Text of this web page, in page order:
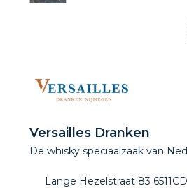
Versailles Dranken
De whisky speciaalzaak van
Lange Hezelstraat 83 6511CD